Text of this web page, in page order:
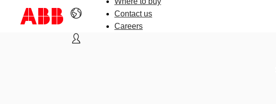
Contact us
Careers